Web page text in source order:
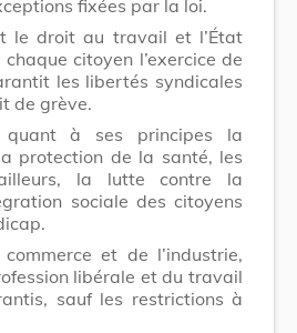
fixées par la loi.
le droit au travail et l’État
citoyen l’exercice de
les libertés syndicales
de grève.
à ses principes la
protection de la santé, les
la lutte contre la
sociale des citoyens
et de l’industrie,
libérale et du travail
sauf les restrictions à